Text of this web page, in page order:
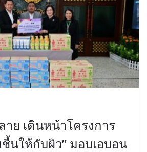
ย เดินหน้าโครงการ
นให้กับผิว” มอบเอบอน